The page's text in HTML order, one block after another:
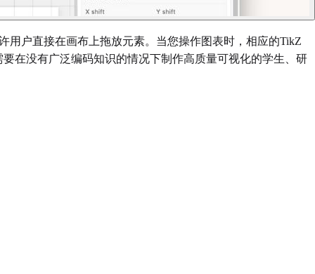
用户直接在画布上拖放元素。当您操作图表时，相应的TikZ
在没有广泛编码知识的情况下制作高质量可视化的学生、研